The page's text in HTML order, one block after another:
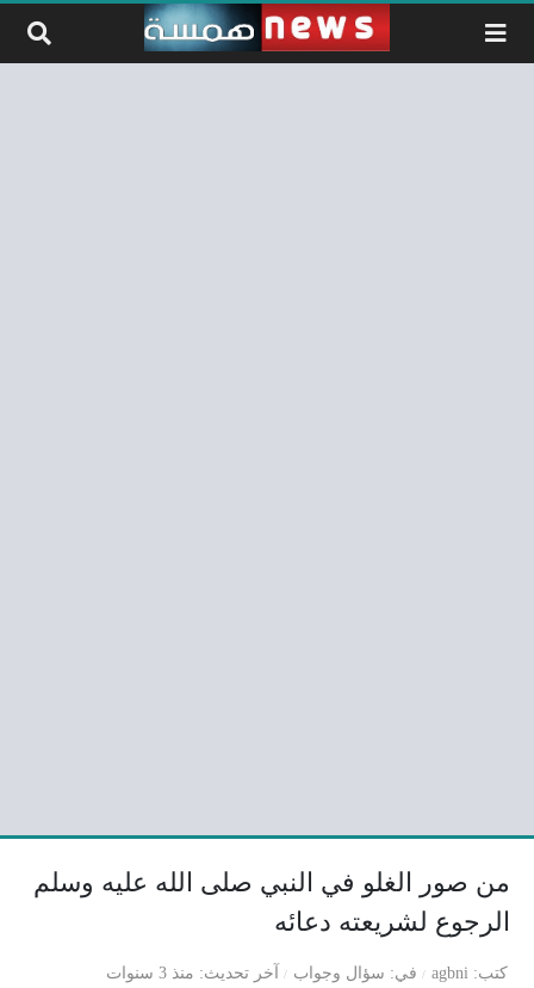
التخطي إلى المحتوى
من صور الغلو في النبي صلى الله عليه وسلم
الرجوع لشريعته دعائه
كتب agbni في سؤال وجواب آخر تحديث منذ 3 سنوات